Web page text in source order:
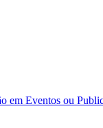
em Eventos ou